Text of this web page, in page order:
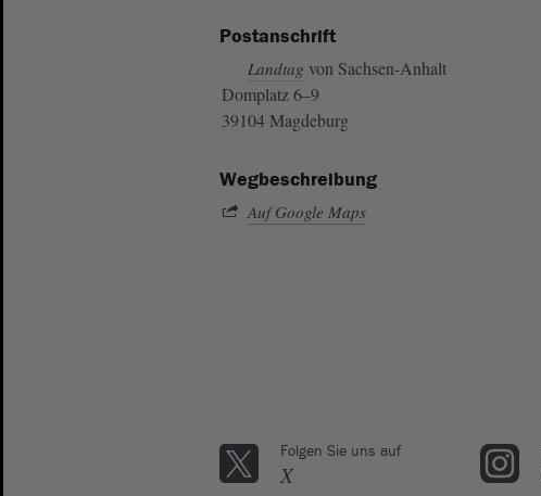
Postanschrift
Landtag von Sachsen-Anhalt
Domplatz 6–9
39104 Magdeburg
Wegbeschreibung
Auf Google Maps
Folgen Sie uns auf
X